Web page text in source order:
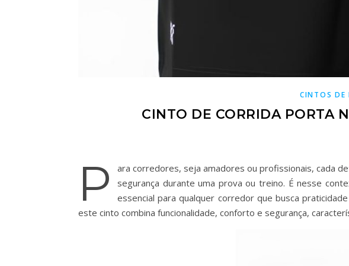
CINTOS DE
CINTO DE CORRIDA PORTA
P
ara corredores, seja amadores ou profissionais, cada
segurança durante uma prova ou treino. É nesse
essencial para qualquer corredor que busca
este cinto combina funcionalidade, conforto e segurança,